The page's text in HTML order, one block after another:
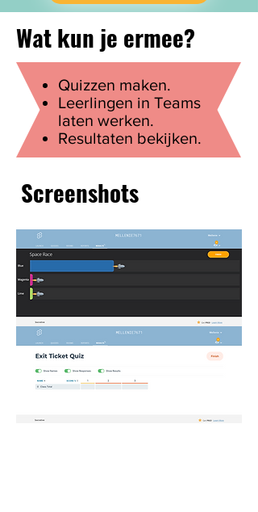
Wat kun je ermee?
Quizzen maken.
Leerlingen in Teams
laten werken.
Resultaten bekijken.
Screenshots